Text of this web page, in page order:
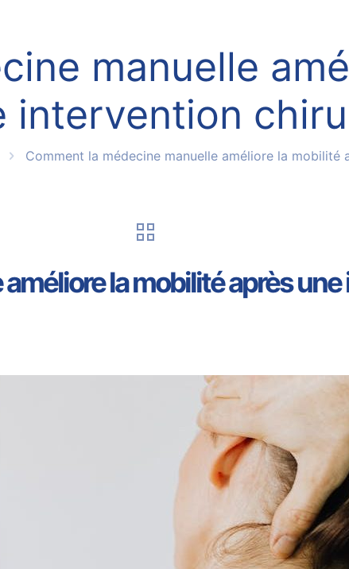
manuelle
intervention
Comment la médecine manuelle améliore la
la mobilité après